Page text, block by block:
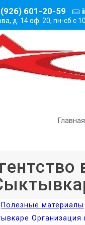
601-20-59
д. 14 оф. 20, пн-сб с
Главная
Полезные материалы